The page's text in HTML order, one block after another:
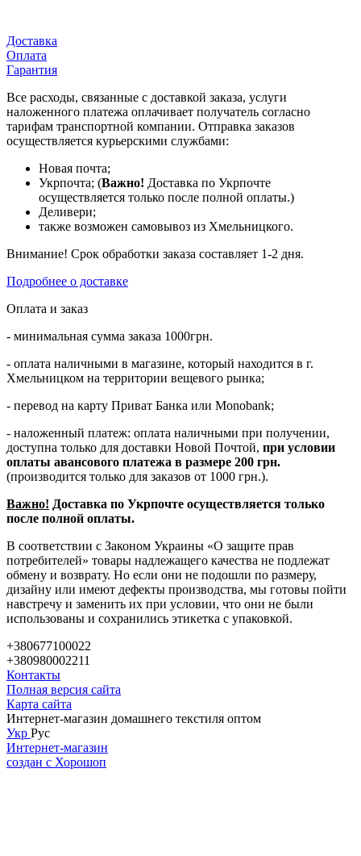
Доставка
Оплата
Гарантия
Все расходы, связанные с доставкой заказа, услуги
наложенного платежа оплачивает получатель согласно
тарифам транспортной компании. Отправка заказов
осуществляется курьерскими службами:
Новая почта;
Укрпочта; (Важно! Доставка по Укрпочте
осуществляется только после полной оплаты.)
Деливери;
также возможен самовывоз из Хмельницкого.
Внимание! Срок обработки заказа составляет 1-2 дня.
Подробнее о доставке
Оплата и заказ
- минимальная сумма заказа 1000грн.
- оплата наличными в магазине, который находится в г.
Хмельницком на территории вещевого рынка;
- перевод на карту Приват Банка или Monobank;
- наложенный платеж: оплата наличными при получении,
доступна только для доставки Новой Почтой, при условии
оплаты авансового платежа в размере 200 грн.
(производится только для заказов от 1000 грн.).
Важно! Доставка по Укрпочте осуществляется только
после полной оплаты.
В соответствии с Законом Украины «О защите прав
потребителей» товары надлежащего качества не подлежат
обмену и возврату. Но если они не подошли по размеру,
дизайну или имеют дефекты производства, мы готовы пойти
навстречу и заменить их при условии, что они не были
использованы и сохранились этикетка с упаковкой.
+380677100022
+380980002211
Контакты
Полная версия сайта
Карта сайта
Интернет-магазин домашнего текстиля оптом
Укр Рус
Интернет-магазин
создан с Хорошоп